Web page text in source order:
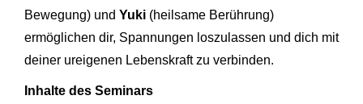
Bewegung) und Yuki (heilsame Berührung)
ermöglichen dir, Spannungen loszulassen und dich mit
deiner ureigenen Lebenskraft zu verbinden.
Inhalte des Seminars